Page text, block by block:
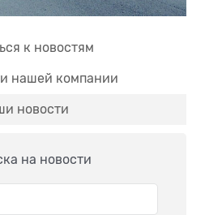
к новостям
нашей компании
новости
на новости